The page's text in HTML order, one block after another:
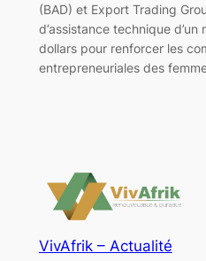
(BAD) et Export Trading
d’assistance technique
dollars pour renforcer les
entrepreneuriales des
VivAfrik – Actualité